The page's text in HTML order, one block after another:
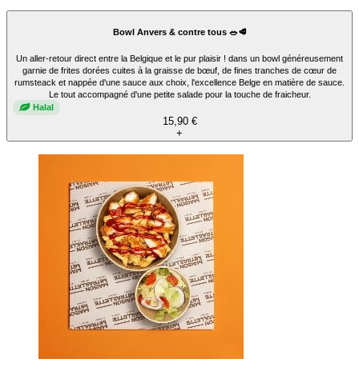
Bowl Anvers & contre tous 🥗🥩
Un aller-retour direct entre la Belgique et le pur plaisir ! dans un bowl généreusement
garnie de frites dorées cuites à la graisse de bœuf, de fines tranches de cœur de
rumsteack et nappée d'une sauce aux choix, l'excellence Belge en matière de sauce.
Le tout accompagné d'une petite salade pour la touche de fraicheur.
Halal
15,90 €
+